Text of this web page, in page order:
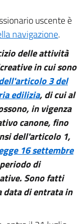
uscente è
navigazione.
delle attività
in cui sono
3 del
edilizia, di cui al
in vigenza
canone, fino
dell'articolo 1,
16 settembre
di
Sono fatti
di entrata in